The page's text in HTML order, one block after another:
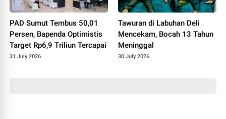
PAD Sumut Tembus 50,01
Persen, Bapenda Optimistis
Target Rp6,9 Triliun Tercapai
31 July 2026
Tawuran di Labuhan Deli
Mencekam, Bocah 13 Tahun
Meninggal
30 July 2026